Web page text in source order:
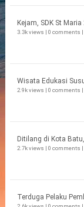
Kejam, SDK St
3.3k views | 0 comments |
Wisata Edukasi
2.9k views | 0 comments |
Ditilang di Kota
2.7k views | 0 comments |
Terduga Pelaku